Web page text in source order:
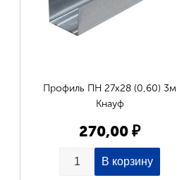
Профиль ПН 27х28 (0,60) 3м
Кнауф
270,00 ₽